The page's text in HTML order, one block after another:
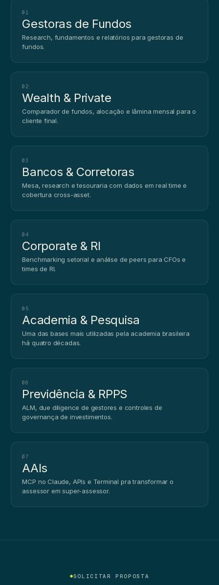
01
Gestoras de Fundos
Research, fundamentos e relatórios para gestoras de
fundos.
02
Wealth & Private
Comparador de fundos, alocação e lâmina mensal para o
cliente final.
03
Bancos & Corretoras
Mesa, research e tesouraria com dados em real time e
cobertura cross-asset.
04
Corporate & RI
Benchmarking setorial e análise de peers para CFOs e
times de RI.
05
Academia & Pesquisa
Uma das bases mais utilizadas pela academia brasileira
há quatro décadas.
06
Previdência & RPPS
ALM, due diligence de gestores e controles de
governança de investimentos.
07
AAIs
MCP no Claude, APIs e Terminal pra transformar o
assessor em super-assessor.
SOLICITAR PROPOSTA